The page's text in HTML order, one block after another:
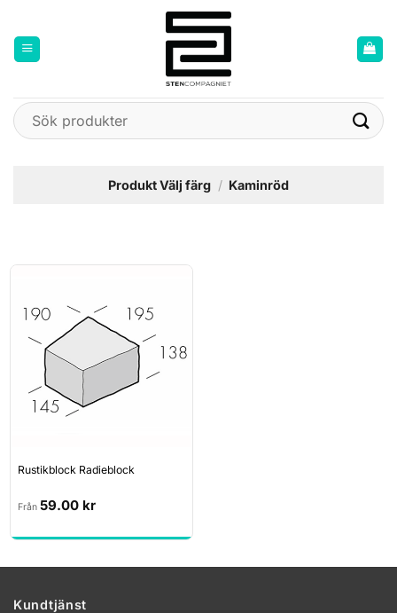
content
Sök
efter:
Produkt Välj färg / Kaminröd
Rustikblock Radieblock
Från 59.00 kr
Kundtjänst